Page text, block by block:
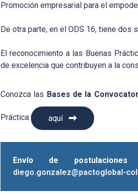
Promoción empresarial para el
De otra parte, en el ODS 16, tiene dos
El reconocimiento a las Buenas
de excelencia que contribuyen a la
Conozca las Bases de la
Práctica aquí
Envío de
diego.gonzalez@pactoglobal-